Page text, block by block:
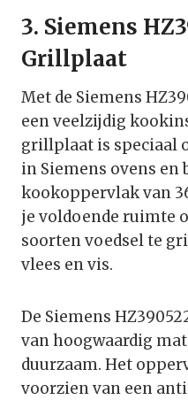
3. Siemens
Grillplaat
Met de Siemens
een veelzijdig
grillplaat is speciaal
in Siemens ovens en
kookoppervlak van
je voldoende ruimte
soorten voedsel te
vlees en vis.
De Siemens
van hoogwaardig
duurzaam. Het
voorzien van een